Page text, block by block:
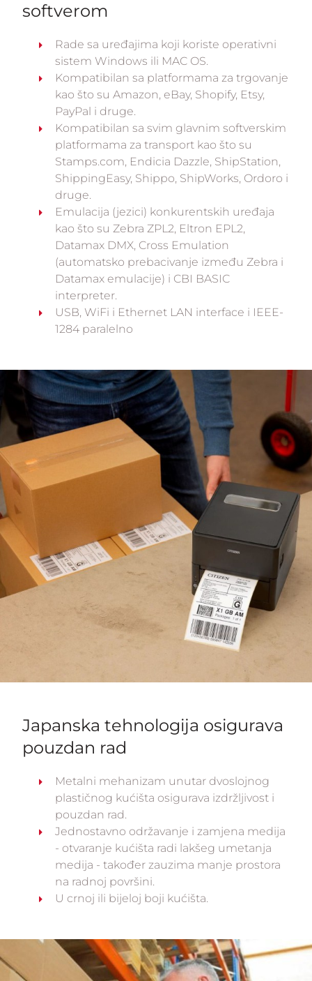
softverom
Rade sa uređajima koji koriste operativni
sistem Windows ili MAC OS.
Kompatibilan sa platformama za trgovanje
kao što su Amazon, eBay, Shopify, Etsy,
PayPal i druge.
Kompatibilan sa svim glavnim softverskim
platformama za transport kao što su
Stamps.com, Endicia Dazzle, ShipStation,
ShippingEasy, Shippo, ShipWorks, Ordoro i
druge.
Emulacija (jezici) konkurentskih uređaja
kao što su Zebra ZPL2, Eltron EPL2,
Datamax DMX, Cross Emulation
(automatsko prebacivanje između Zebra i
Datamax emulacije) i CBI BASIC
interpreter.
USB, WiFi i Ethernet LAN interface i IEEE-
1284 paralelno
Japanska tehnologija osigurava
pouzdan rad
Metalni mehanizam unutar dvoslojnog
plastičnog kućišta osigurava izdržljivost i
pouzdan rad.
Jednostavno održavanje i zamjena medija
- otvaranje kućišta radi lakšeg umetanja
medija - također zauzima manje prostora
na radnoj površini.
U crnoj ili bijeloj boji kućišta.